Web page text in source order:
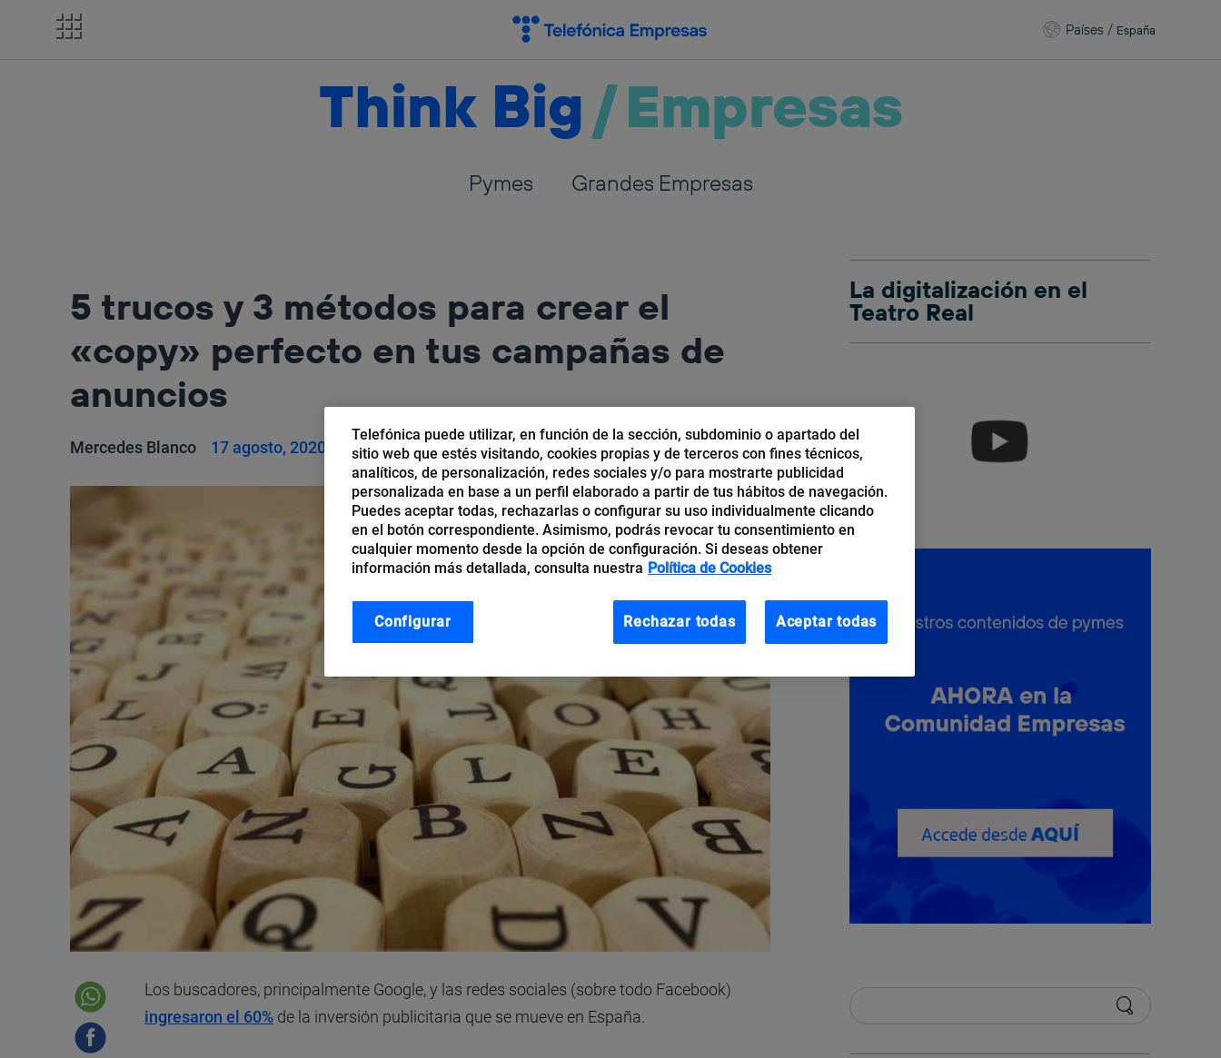
Países / España
Think Big/Empresas
Pymes Grandes Empresas
5 trucos y 3 métodos para crear el
«copy» perfecto en tus campañas de
anuncios
Mercedes Blanco 17 agosto, 2020
Los buscadores, principalmente Google, y las redes sociales (sobre todo Facebook)
ingresaron el 60%de la inversión publicitaria que se mueve en España.
La digitalización en el
Teatro Real
Telefónica puede utilizar, en función de la sección, subdominio o apartado del
sitio web que estés visitando, cookies propias y de terceros con fines técnicos,
analíticos, de personalización, redes sociales y/o para mostrarte publicidad
personalizada en base a un perfil elaborado a partir de tus hábitos de navegación.
Puedes aceptar todas, rechazarlas o configurar su uso individualmente clicando
en el botón correspondiente. Asimismo, podrás revocar tu consentimiento en
cualquier momento desde la opción de configuración. Si deseas obtener
información más detallada, consulta nuestra Política de Cookies
Rechazar todas Aceptar todas
Configurar